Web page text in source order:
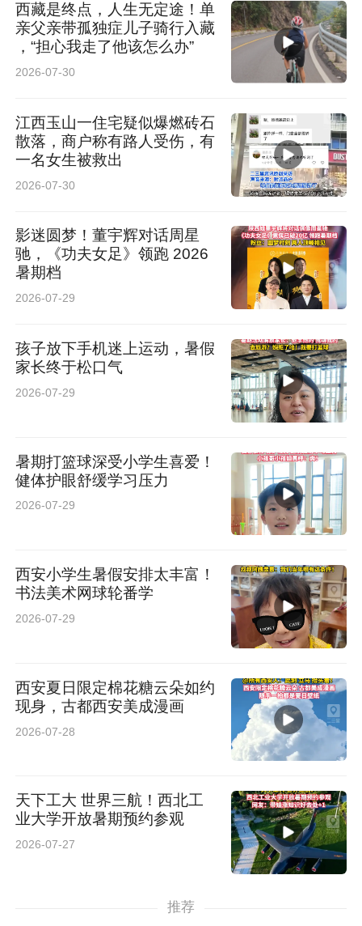
西藏是终点，人生无定途！单
亲父亲带孤独症儿子骑行入藏
，“担心我走了他该怎么办”
2026-07-30
江西玉山一住宅疑似爆燃砖石
散落，商户称有路人受伤，有
一名女生被救出
2026-07-30
影迷圆梦！董宇辉对话周星
驰，《功夫女足》领跑 2026
暑期档
2026-07-29
孩子放下手机迷上运动，暑假
家长终于松口气
2026-07-29
暑期打篮球深受小学生喜爱！
健体护眼舒缓学习压力
2026-07-29
西安小学生暑假安排太丰富！
书法美术网球轮番学
2026-07-29
西安夏日限定棉花糖云朵如约
现身，古都西安美成漫画
2026-07-28
天下工大 世界三航！西北工
业大学开放暑期预约参观
2026-07-27
推荐